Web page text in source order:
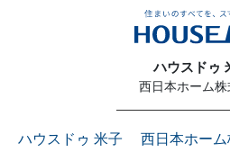
ハウスドゥ
西日本ホーム株
ハウスドゥ 米子 西日本ホーム